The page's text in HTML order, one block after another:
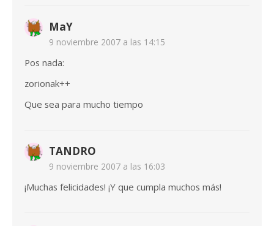
MaY
9 noviembre 2007 a las 14:15
Pos nada:
zorionak++
Que sea para mucho tiempo
TANDRO
9 noviembre 2007 a las 16:03
¡Muchas felicidades! ¡Y que cumpla muchos más!